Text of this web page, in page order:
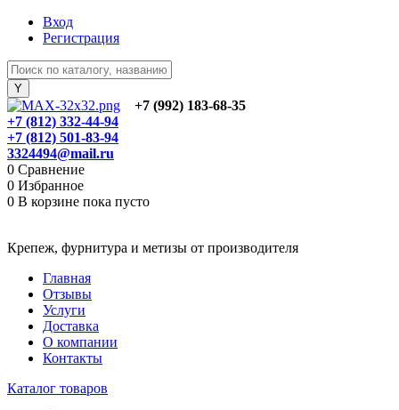
Вход
Регистрация
+7 (992) 183-68-35
+7 (812) 332-44-94
+7 (812) 501-83-94
3324494@mail.ru
0 Сравнение
0 Избранное
0 В корзине пока пусто
Крепеж, фурнитура и метизы от производителя
Главная
Отзывы
Услуги
Доставка
О компании
Контакты
Каталог товаров